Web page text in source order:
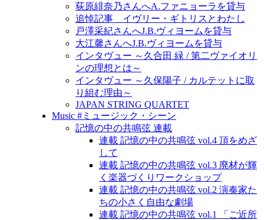
荻原緋奈乃さんへA.ファニョーラを貸与
追悼記事 イヴリー・ギトリスとわたし
戸澤采紀さんへJ.B.ヴィヨームを貸与
大江馨さんへJ.B.ヴィヨームを貸与
インタヴュー ～久合田 緑 / 第二ヴァイオリ
ンの理想とは～
インタヴュー ～久保陽子 / カルテットに取
り組む理由～
JAPAN STRING QUARTET
Music #ミュージック・シーン
記憶の中の共鳴弦 連載
連載 記憶の中の共鳴弦 vol.4 頂をめざ
して
連載 記憶の中の共鳴弦 vol.3 廃材が輝
く楽器づくりワークショップ
連載 記憶の中の共鳴弦 vol.2 演奏家た
ちの小さく自由な劇場
連載 記憶の中の共鳴弦 vol.1 「ご近所